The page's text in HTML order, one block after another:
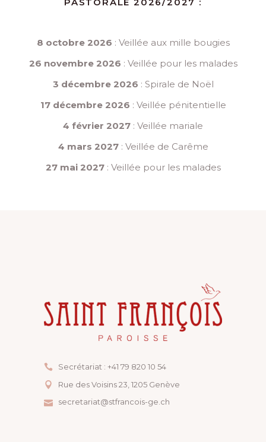
8 octobre 2026 : Veillée aux mille bougies
26 novembre 2026 : Veillée pour les malades
3 décembre 2026 : Spirale de Noël
17 décembre 2026 : Veillée pénitentielle
4 février 2027 : Veillée mariale
4 mars 2027: Veillée de Carême
27 mai 2027: Veillée pour les malades
Secrétariat : +41 79 820 10 54
Rue des Voisins 23, ​1205 Genève
secretariat@stfrancois-ge.ch